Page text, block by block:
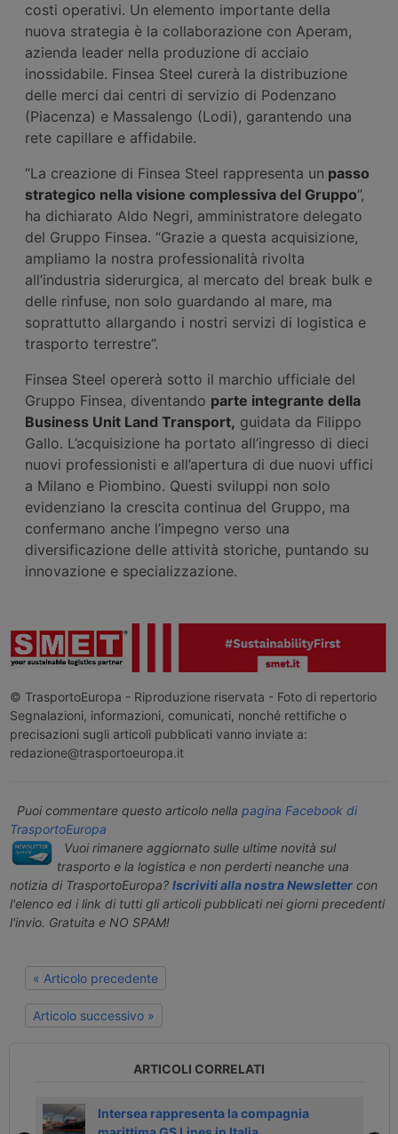
costi operativi. Un elemento importante della
nuova strategia è la collaborazione con Aperam,
azienda leader nella produzione di acciaio
inossidabile. Finsea Steel curerà la distribuzione
delle merci dai centri di servizio di Podenzano
(Piacenza) e Massalengo (Lodi), garantendo una
rete capillare e affidabile.
“La creazione di Finsea Steel rappresenta un passo
strategico nella visione complessiva del Gruppo”,
ha dichiarato Aldo Negri, amministratore delegato
del Gruppo Finsea. “Grazie a questa acquisizione,
ampliamo la nostra professionalità rivolta
all’industria siderurgica, al mercato del break bulk e
delle rinfuse, non solo guardando al mare, ma
soprattutto allargando i nostri servizi di logistica e
trasporto terrestre”.
Finsea Steel opererà sotto il marchio ufficiale del
Gruppo Finsea, diventando parte integrante della
Business Unit Land Transport, guidata da Filippo
Gallo. L’acquisizione ha portato all’ingresso di dieci
nuovi professionisti e all’apertura di due nuovi uffici
a Milano e Piombino. Questi sviluppi non solo
evidenziano la crescita continua del Gruppo, ma
confermano anche l’impegno verso una
diversificazione delle attività storiche, puntando su
innovazione e specializzazione.
© TrasportoEuropa - Riproduzione riservata - Foto di repertorio
Segnalazioni, informazioni, comunicati, nonché rettifiche o
precisazioni sugli articoli pubblicati vanno inviate a:
redazione@trasportoeuropa.it
Puoi commentare questo articolo nella pagina Facebook di
TrasportoEuropa
Vuoi rimanere aggiornato sulle ultime novità sul
trasporto e la logistica e non perderti neanche una
notizia di TrasportoEuropa? Iscriviti alla nostra Newslettercon
l'elenco ed i link di tutti gli articoli pubblicati nei giorni precedenti
l'invio. Gratuita e NO SPAM!
« Articolo precedente
Articolo successivo »
ARTICOLI CORRELATI
Intersea rappresenta la compagnia